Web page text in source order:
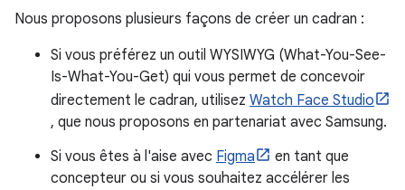
Nous proposons plusieurs façons de créer un cadran :
Si vous préférez un outil WYSIWYG (What-You-See-
Is-What-You-Get) qui vous permet de concevoir
directement le cadran, utilisez Watch Face Studio
, que nous proposons en partenariat avec Samsung.
Si vous êtes à l'aise avec Figma
en tant que
concepteur ou si vous souhaitez accélérer les